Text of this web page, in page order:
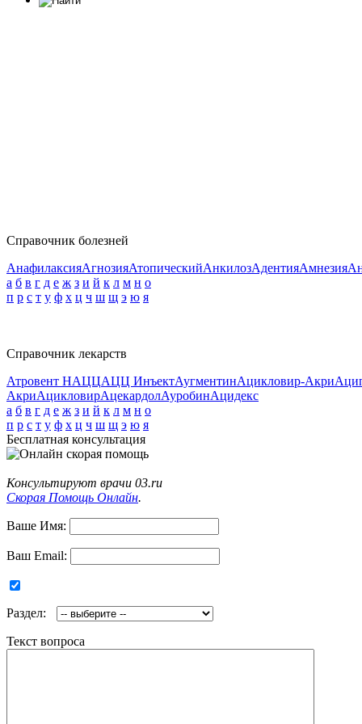
Справочник болезней
АнафилаксияАгнозияАтопическийАнкилозАдентияАмнезия
а б в г д е ж з и й к л м н о
п р с т у ф х ц ч ш щ э ю я
Справочник лекарств
Атровент НАЦЦАЦЦ ИнъектАугментинАцикловир-Акри
АкриАцикловирАцекардолАуробинАцидекс
а б в г д е ж з и й к л м н о
п р с т у ф х ц ч ш щ э ю я
Бесплатная консультация
Консультируют врачи 03.ru
Скорая Помощь Онлайн.
Ваше Имя:
Ваш Email:
Раздел:
Текст вопроса